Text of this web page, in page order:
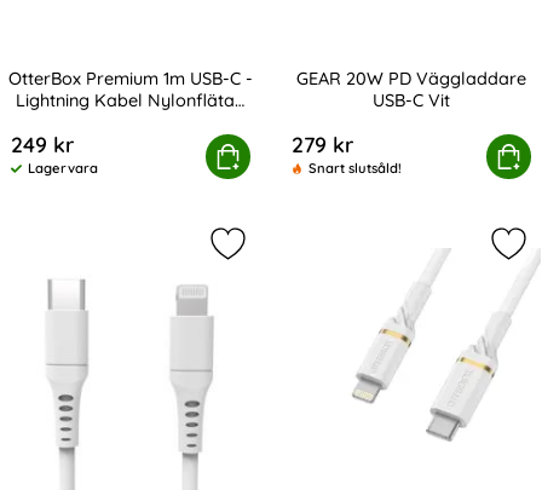
OtterBox Premium 1m USB-C -
Lightning Kabel Nylonflätad
249 kr
Tillgänglighet:
Lagervara
Köp
Premium 1m USB-C - Lightning Kabel Nylonflätad Vit
GEAR 20W PD Väggladdare
USB-C Vit
279 kr
Snart slutsåld!
Köp
GEAR 20W PD
Markera gEAR Laddkabel MFi